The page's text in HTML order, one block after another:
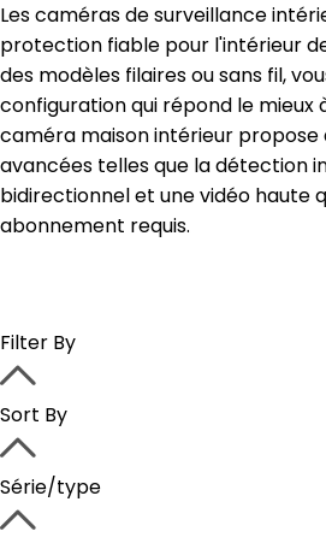
Les caméras de surveillance
protection fiable pour l'intérieur
des modèles filaires ou sans fil,
configuration qui répond le mieux
caméra maison intérieur propose
avancées telles que la détection
bidirectionnel et une vidéo haute
abonnement requis.
Filter By
Sort By
Série/type